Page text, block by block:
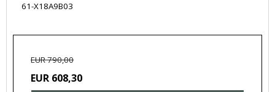
61-X18A9B03
EUR 790,00
EUR 608,30